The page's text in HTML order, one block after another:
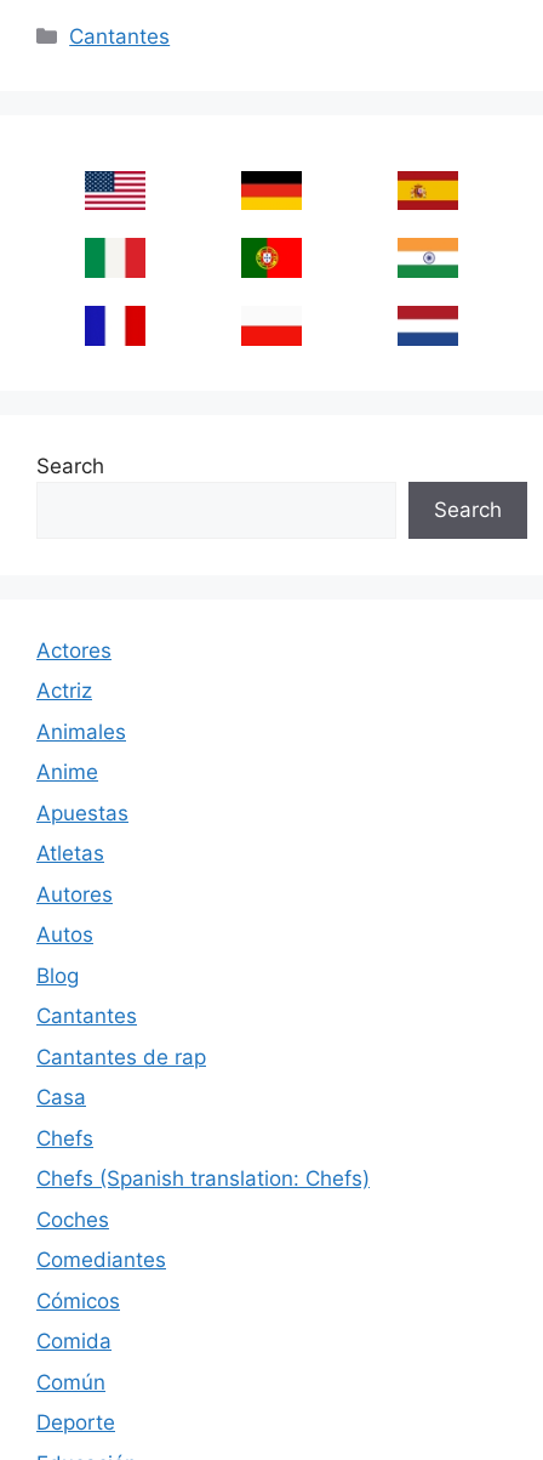
Categories
Cantantes
Search
Search
Actores
Actriz
Animales
Anime
Apuestas
Atletas
Autores
Autos
Blog
Cantantes
Cantantes de rap
Casa
Chefs
Chefs (Spanish translation: Chefs)
Coches
Comediantes
Cómicos
Comida
Común
Deporte